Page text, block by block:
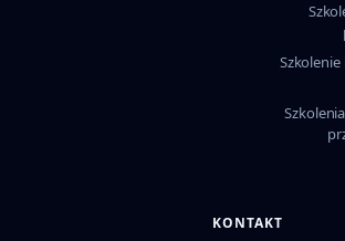
Szkolenie
KONTAKT